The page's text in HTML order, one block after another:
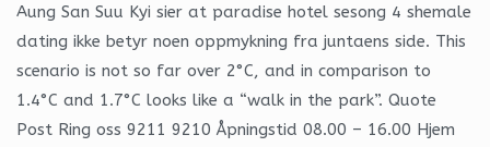
Aung San Suu Kyi sier at paradise hotel sesong 4 shemale
dating ikke betyr noen oppmykning fra juntaens side. This
scenario is not so far over 2°C, and in comparison to
1.4°C and 1.7°C looks like a “walk in the park”. Quote
Post Ring oss 9211 9210 Åpningstid 08.00 – 16.00 Hjem